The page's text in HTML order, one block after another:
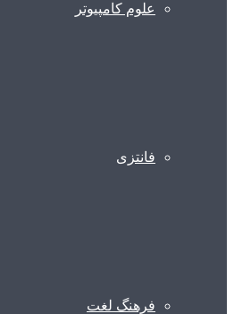
علوم کامپیوتر
فانتزی
فرهنگ لغت